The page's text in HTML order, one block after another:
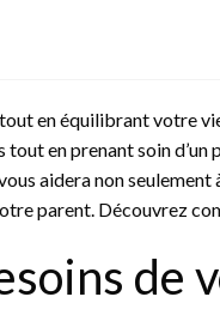
en équilibrant votre
en prenant soin
aidera non
parent. Découvrez
de